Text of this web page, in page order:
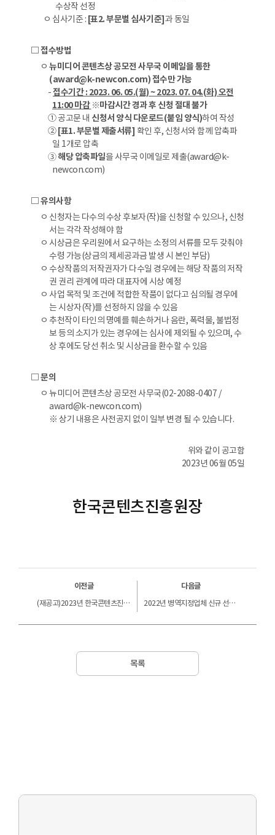
수상작 선정
ㅇ 심사기준 : [표2. 부문별 심사기준]과 동일
□ 접수방법
ㅇ 뉴미디어 콘텐츠상 공모전 사무국 이메일을 통한
(award@k-newcon.com) 접수만 가능
-접수기간 : 2023. 06. 05.(월) ~ 2023. 07. 04.(화) 오전
11:00 마감 ※마감시간 경과 후 신청 절대 불가
① 공고문 내 신청서 양식 다운로드(붙임 양식)하여 작성
②[표1. 부문별 제출서류] 확인 후, 신청서와 함께 압축파
일 1개로 압축
➂해당 압축파일을 사무국 이메일로 제출(award@k-
newcon.com)
□ 유의사항
ㅇ 신청자는 다수의 수상 후보자(작)을 신청할 수 있으나, 신청
서는 각각 작성해야 함
ㅇ 시상금은 우리원에서 요구하는 소정의 서류를 모두 갖춰야
수령 가능(상금의 제세공과금 발생 시 본인 부담)
ㅇ 수상작품의 저작권자가 다수일 경우에는 해당 작품의 저작
권 권리 관계에 따라 대표자에 시상 예정
ㅇ 사업 목적 및 조건에 적합한 작품이 없다고 심의될 경우에
는 시상자(작)를 선정하지 않을 수 있음
ㅇ 추천작이 타인의 명예를 훼손하거나 음란, 폭력물, 불법정
보 등의 소지가 있는 경우에는 심사에 제외될 수 있으며, 수
상 후에도 당선 취소 및 시상금을 환수할 수 있음
□ 문의
ㅇ 뉴미디어 콘텐츠상 공모전 사무국(02-2088-0407 /
award@k-newcon.com)
※ 상기 내용은 사전공지 없이 일부 변경 될 수 있습니다.
위와 같이 공고함
2023년 06월 05일
한국콘텐츠진흥원장
이전글
(재공고)2023년 한국콘텐츠진흥원 직원교육 위탁용역 적합성평가 결과 공지
다음글
2022년 병역지정업체 신규 선정 및 2023년도 산업기능요원 인원배정 신청/접수 안내(게임/애니메이션 분야)
목록